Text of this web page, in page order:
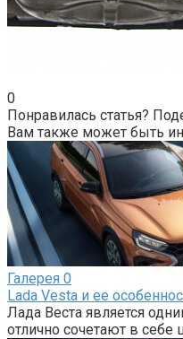
0
Понравилась статья?
Вам также может быть
Галерея 0
Lada Vesta и ее
Лада Веста является
отлично сочетают в себе